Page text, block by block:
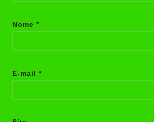
Nome *
E-mail *